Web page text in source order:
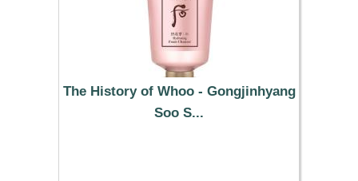
The History of Whoo - Gongjinhyang
Soo S...